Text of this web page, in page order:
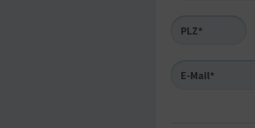
PLZ*
E-Mail*